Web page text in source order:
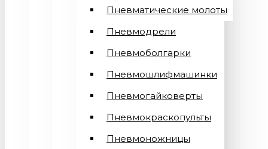
Пневматические молоты
Пневмодрели
Пневмоболгарки
Пневмошлифмашинки
Пневмогайковерты
Пневмокраскопульты
Пневмоножницы